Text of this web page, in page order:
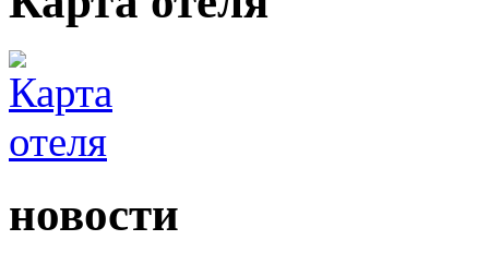
новости